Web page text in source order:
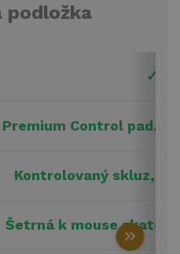
podložka
✓
Premium Control pad,
Kontrolovaný skluz,
Šetrná k mouse
keyboard_double_arrow_right